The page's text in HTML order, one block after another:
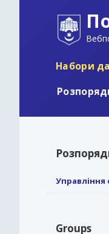
Набори
Управління
Groups